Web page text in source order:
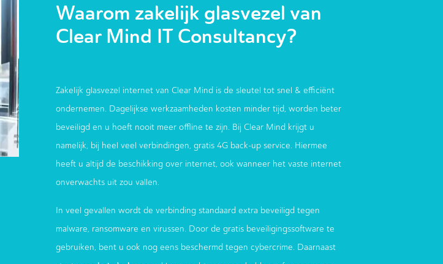
Waarom zakelijk glasvezel van
Clear Mind IT Consultancy?
Zakelijk glasvezel internet van Clear Mind is de sleutel tot snel & efficiënt
ondernemen. Dagelijkse werkzaamheden kosten minder tijd, worden beter
beveiligd en u hoeft nooit meer offline te zijn. Bij Clear Mind krijgt u
namelijk, bij heel veel verbindingen, gratis 4G back-up service. Hiermee
heeft u altijd de beschikking over internet, ook wanneer het vaste internet
onverwachts uit zou vallen.
In veel gevallen wordt de verbinding standaard extra beveiligd tegen
malware, ransomware en virussen. Door de gratis beveiligingssoftware te
gebruiken, bent u ook nog eens beschermd tegen cybercrime. Daarnaast